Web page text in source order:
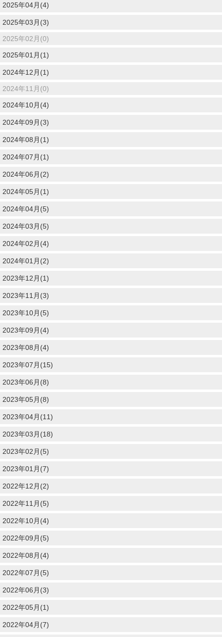
2025年04月(4)
2025年03月(3)
2025年02月(0)
2025年01月(1)
2024年12月(1)
2024年11月(0)
2024年10月(4)
2024年09月(3)
2024年08月(1)
2024年07月(1)
2024年06月(2)
2024年05月(1)
2024年04月(5)
2024年03月(5)
2024年02月(4)
2024年01月(2)
2023年12月(1)
2023年11月(3)
2023年10月(5)
2023年09月(4)
2023年08月(4)
2023年07月(15)
2023年06月(8)
2023年05月(8)
2023年04月(11)
2023年03月(18)
2023年02月(5)
2023年01月(7)
2022年12月(2)
2022年11月(5)
2022年10月(4)
2022年09月(5)
2022年08月(4)
2022年07月(5)
2022年06月(3)
2022年05月(1)
2022年04月(7)